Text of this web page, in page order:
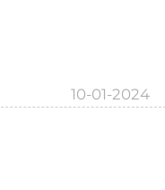
10-01-2024